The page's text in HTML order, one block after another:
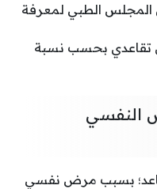
الطبي لمعرفة
بحسب نسبة
النفسي
بسبب مرض نفسي